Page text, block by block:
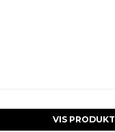
VIS PRODUKT